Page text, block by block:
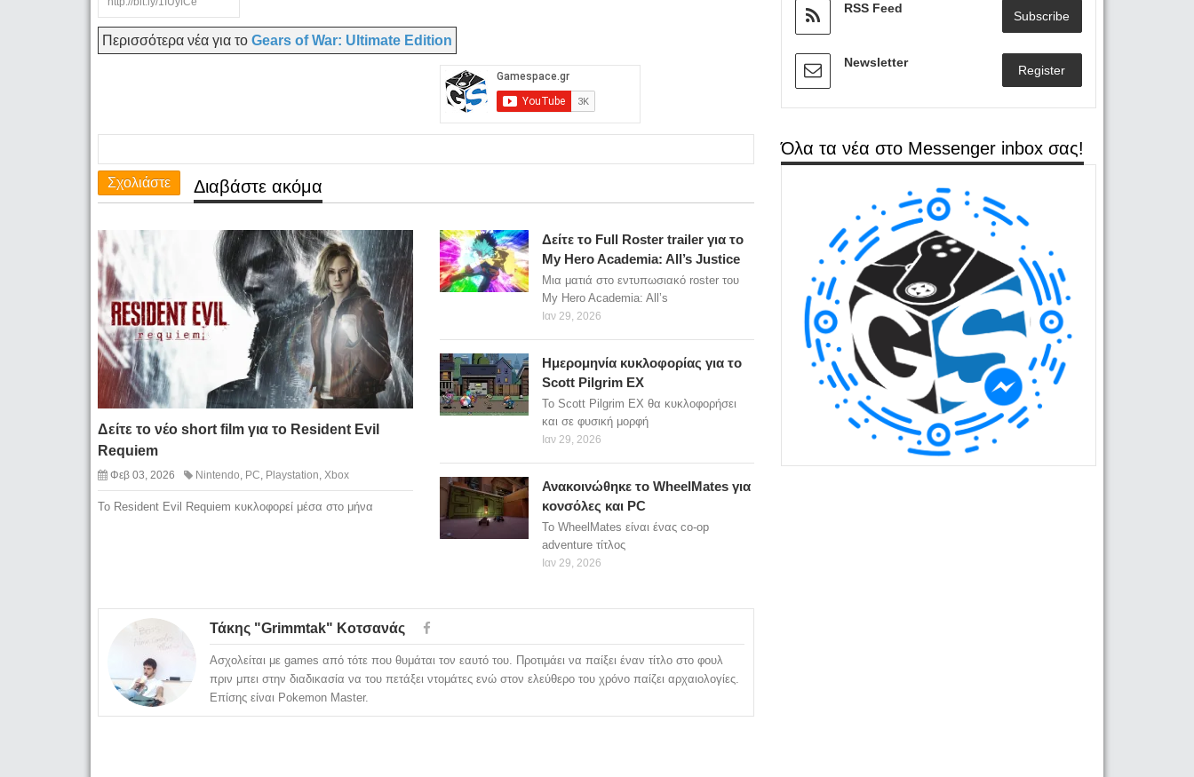
Περισσότερα νέα για το Gears of War: Ultimate Edition
Σχολιάστε Διαβάστε ακόμα
Δείτε το νέο short film για το Resident Evil
Requiem
Φεβ 03, 2026 Nintendo, PC, Playstation, Xbox
To Resident Evil Requiem κυκλοφορεί μέσα στο μήνα
Δείτε το Full Roster trailer για το
My Hero Academia: All’s Justice
Μια ματιά στο εντυπωσιακό roster του
My Hero Academia: All’s
Ιαν 29, 2026
Ημερομηνία κυκλοφορίας για το
Scott Pilgrim EX
Το Scott Pilgrim EX θα κυκλοφορήσει
και σε φυσική μορφή
Ιαν 29, 2026
Ανακοινώθηκε το WheelMates για
κονσόλες και PC
Το WheelMates είναι ένας co-op
adventure τίτλος
Ιαν 29, 2026
Τάκης "Grimmtak" Κοτσανάς
Ασχολείται με games από τότε που θυμάται τον εαυτό του. Προτιμάει να παίξει έναν τίτλο στο φουλ
πριν μπει στην διαδικασία να του πετάξει ντομάτες ενώ στον ελεύθερο του χρόνο παίζει αρχαιολογίες.
Επίσης είναι Pokemon Master.
RSS Feed
Subscribe
Newsletter
Register
Όλα τα νέα στο Messenger inbox σας!